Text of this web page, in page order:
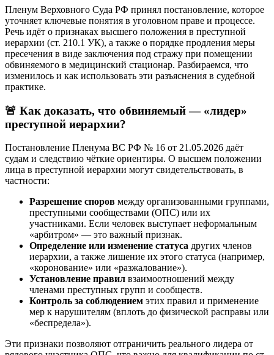
Пленум Верховного Суда РФ принял постановление, которое
уточняет ключевые понятия в уголовном праве и процессе.
Речь идёт о признаках высшего положения в преступной
иерархии (ст. 210.1 УК), а также о порядке продления меры
пресечения в виде заключения под стражу при помещении
обвиняемого в медицинский стационар. Разбираемся, что
изменилось и как использовать эти разъяснения в судебной
практике.
🚨 Как доказать, что обвиняемый — «лидер»
преступной иерархии?
Постановление Пленума ВС РФ № 16 от 21.05.2026 даёт
судам и следствию чёткие ориентиры. О высшем положении
лица в преступной иерархии могут свидетельствовать, в
частности:
Разрешение споров между организованными группами,
преступными сообществами (ОПС) или их
участниками. Если человек выступает неформальным
«арбитром» — это важный признак.
Определение или изменение статуса других членов
иерархии, а также лишение их этого статуса (например,
«коронование» или «разжалование»).
Установление правил взаимоотношений между
членами преступных групп и сообществ.
Контроль за соблюдением этих правил и применение
мер к нарушителям (вплоть до физической расправы или
«беспредела»).
Эти признаки позволяют отграничить реального лидера от